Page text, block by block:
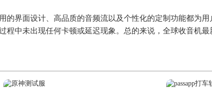
界面设计、高品质的音频流以及个性化的定制功能都为
中未出现任何卡顿或延迟现象。总的来说，全球收音机